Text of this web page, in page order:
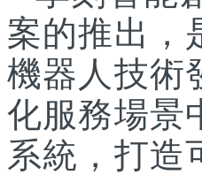
案的推出，
機器人技術
化服務場景
系統，打造